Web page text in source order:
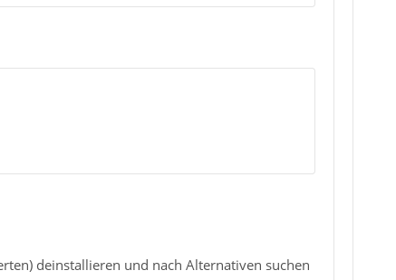
deinstallieren und nach Alternativen suchen